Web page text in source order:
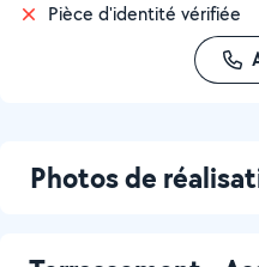
Pièce d'identité vérifiée
Photos de